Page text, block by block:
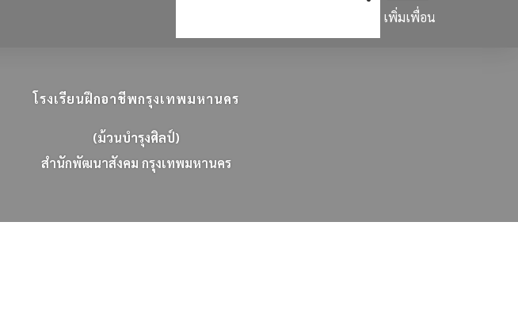
เพิ่มเพื่อน
โรงเรียนฝึกอาชีพกรุงเทพมหานคร
(ม้วนบำรุงศิลป์)
สนกพฒนาสงคม กรงเทพมหานคร